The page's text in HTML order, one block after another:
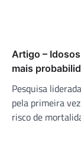
Artigo –
mais
Pesquisa
pela primeira
risco de